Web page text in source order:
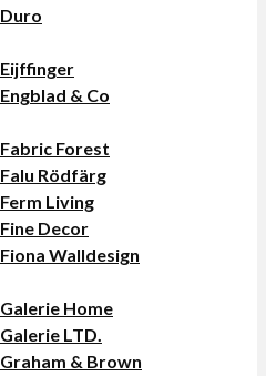
Duro
Eijffinger
Engblad & Co
Fabric Forest
Falu Rödfärg
Ferm Living
Fine Decor
Fiona Walldesign
Galerie Home
Galerie LTD.
Graham & Brown